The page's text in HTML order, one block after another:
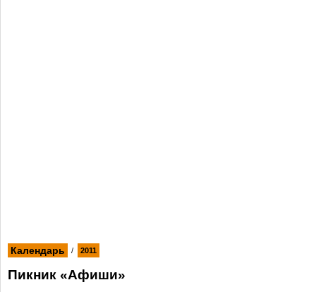
Календарь / 2011
Пикник «Афиши»